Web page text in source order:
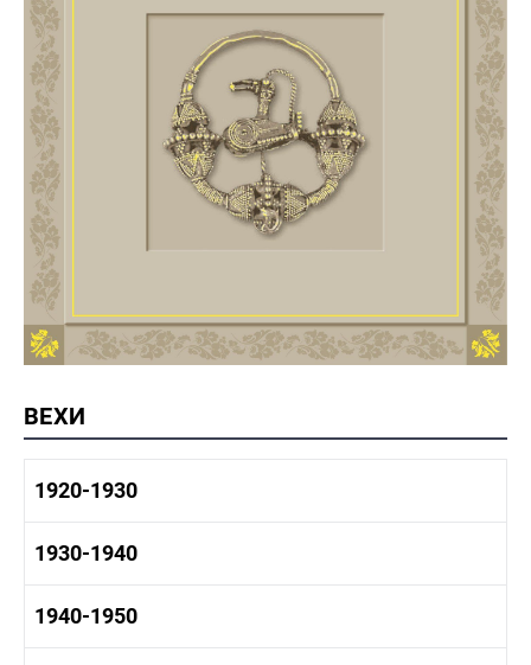
ВЕХИ
1920-1930
1920-1930 история
1920-1930 культура
1930-1940
1930-1940 история
1930-1940 культура
1940-1950